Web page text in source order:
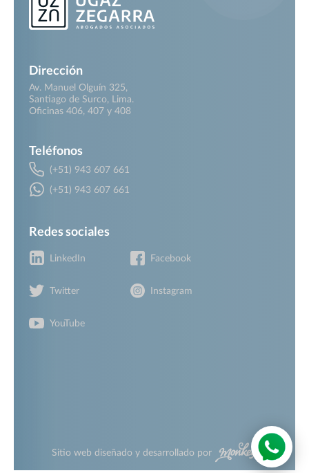
Dirección
Av. Manuel Olguín 325,
Santiago de Surco, Lima.
Oficinas 406, 407 y 408
Teléfonos
(+51) 943 607 661
(+51) 943 607 661
Redes sociales
LinkedIn
Twitter
YouTube
Facebook
Instagram
Sitio web diseñado y desarrollado por